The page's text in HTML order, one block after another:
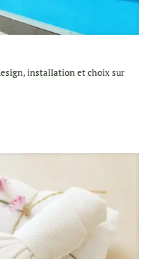
installation et choix sur